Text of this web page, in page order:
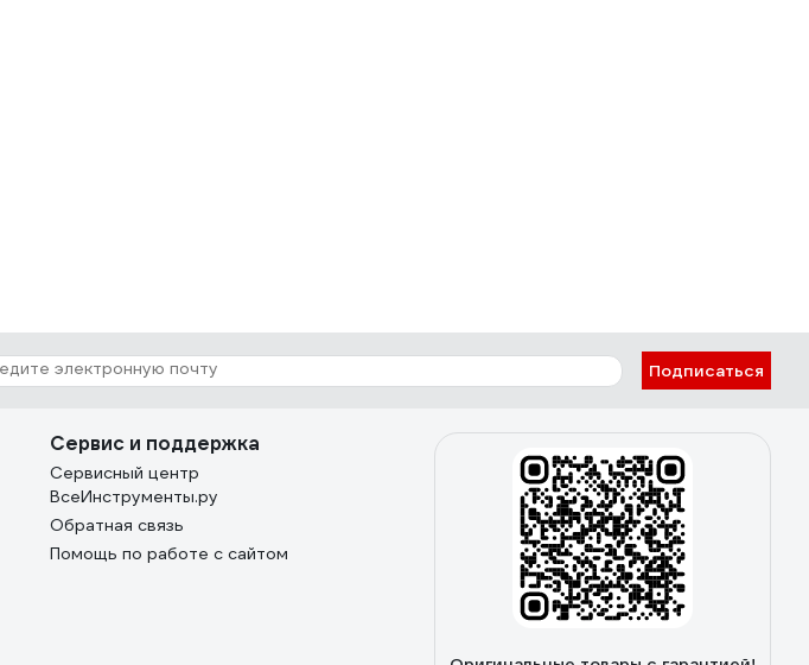
Подписаться
Сервис и поддержка
Сервисный центр
ВсеИнструменты.ру
Обратная связь
Помощь по работе с сайтом